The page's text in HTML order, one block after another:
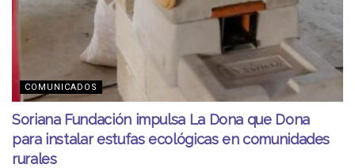
COMUNICADOS
Soriana Fundación impulsa La Dona que Dona
para instalar estufas ecológicas en comunidades
rurales